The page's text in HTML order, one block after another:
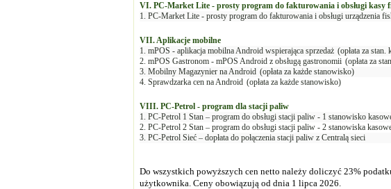
VI. PC-Market Lite - prosty program do fakturowania i obsługi kasy
1. PC-Market Lite - prosty program do fakturowania i obsługi urządzenia
VII. Aplikacje mobilne
1. mPOS - aplikacja mobilna Android wspierająca sprzedaż (opłata za stan.
2. mPOS Gastronom - mPOS Android z obsługą gastronomii (opłata za
3. Mobilny Magazynier na Android (opłata za każde stanowisko)
4. Sprawdzarka cen na Android (opłata za każde stanowisko)
VIII. PC-Petrol - program dla stacji paliw
1. PC-Petrol 1 Stan – program do obsługi stacji paliw - 1 stanowisko
2. PC-Petrol 2 Stan – program do obsługi stacji paliw - 2 stanowiska
3. PC-Petrol Sieć – dopłata do połączenia stacji paliw z Centralą sieci
Do wszystkich powyższych cen netto należy doliczyć 23%
użytkownika. Ceny obowiązują od dnia 1 lipca 2026.